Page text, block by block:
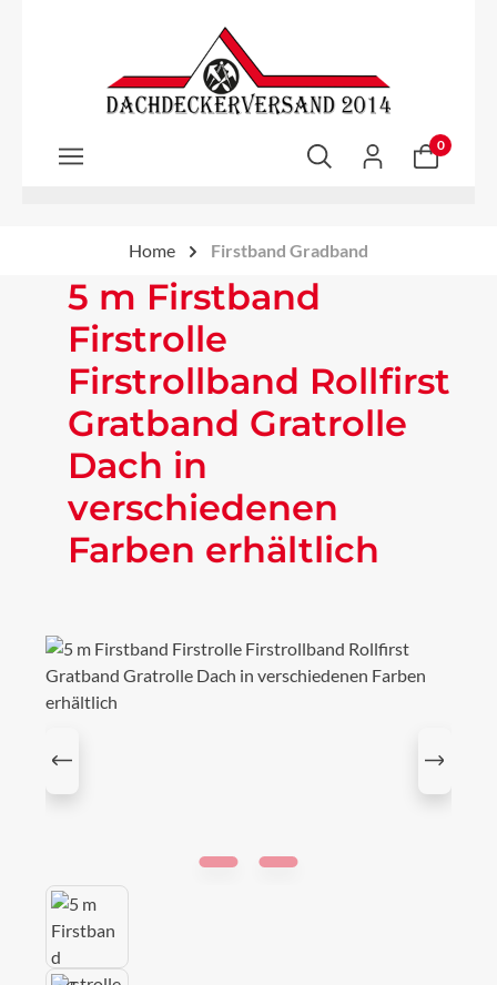
Zum Hauptinhalt springen
0
Home Firstband Gradband
5 m Firstband
Firstrolle
Firstrollband Rollfirst
Gratband Gratrolle
Dach in
verschiedenen
Farben erhältlich
Bildergalerie überspringen